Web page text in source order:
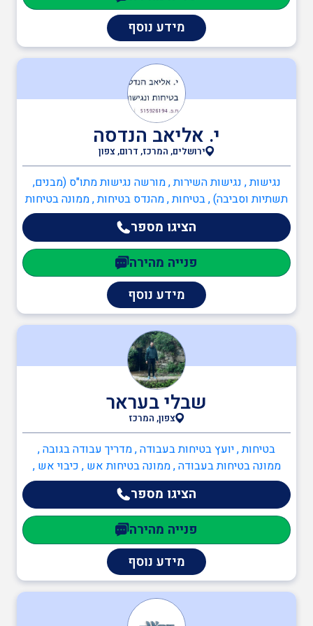
מידע נוסף
י. אליאב הנדסה
ירושלים, המרכז, דרום, צפון
נגישות , נגישות השירות , מורשה נגישות מתו"ס (מבנים,
תשתיות וסביבה) , בטיחות , מהנדס בטיחות , ממונה בטיחות
בעבודה , ממונה בטיחות אש , כיבוי אש , יועץ בטיחות אש ,
מהנדסים והנדסאים , מהנדס כבישים , מהנדסי בטיחות
הציגו מספר
פנייה מהירה
מידע נוסף
שבלי בעראר
צפון, המרכז
בטיחות , יועץ בטיחות בעבודה , מדריך עבודה בגובה ,
ממונה בטיחות בעבודה , ממונה בטיחות אש , כיבוי אש ,
כתיבה/עדכון תיק שטח , כתיבה/עדכון תיק מפעל , יועץ
בטיחות אש , ממונה בטיחות אש , מהנדסים והנדסאים ,
הנדסאי חשמל
הציגו מספר
פנייה מהירה
מידע נוסף